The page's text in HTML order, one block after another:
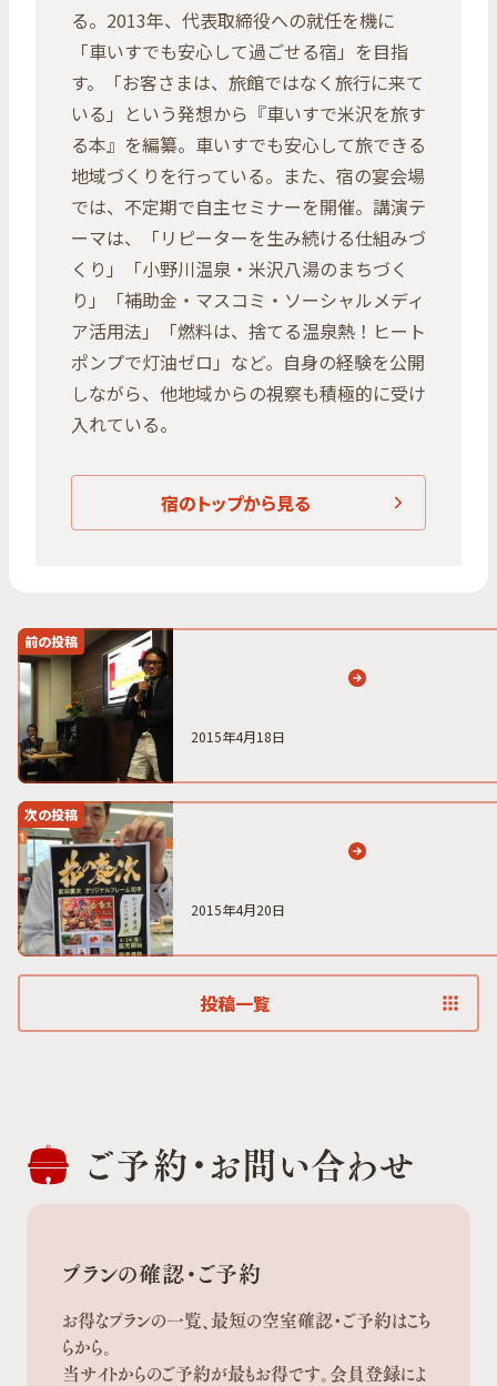
る。2013年、代表取締役への就任を機に
「車いすでも安心して過ごせる宿」を目指
す。「お客さまは、旅館ではなく旅行に来て
いる」という発想から『車いすで米沢を旅す
る本』を編纂。車いすでも安心して旅できる
地域づくりを行っている。また、宿の宴会場
では、不定期で自主セミナーを開催。講演テ
ーマは、「リピーターを生み続ける仕組みづ
くり」「小野川温泉・米沢八湯のまちづく
り」「補助金・マスコミ・ソーシャルメディ
ア活用法」「燃料は、捨てる温泉熱！ヒート
ポンプで灯油ゼロ」など。自身の経験を公開
しながら、他地域からの視察も積極的に受け
入れている。
宿のトップから見る
前の投稿
2015年4月18日
次の投稿
2015年4月20日
投稿一覧
ご予約・お問い合わせ
プランの確認・ご予約
お得なプランの一覧、最短の空室確認・ご予約はこち
らから。
当サイトからのご予約が最もお得です。会員登録によ